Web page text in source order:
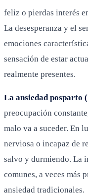
feliz o pierdas interés
La desesperanza y el
emociones
sensación de estar
realmente presentes.
La ansiedad posparto
preocupación
malo va a suceder. En
nerviosa o incapaz de
salvo y durmiendo. La
comunes, a veces más
ansiedad tradicionales.